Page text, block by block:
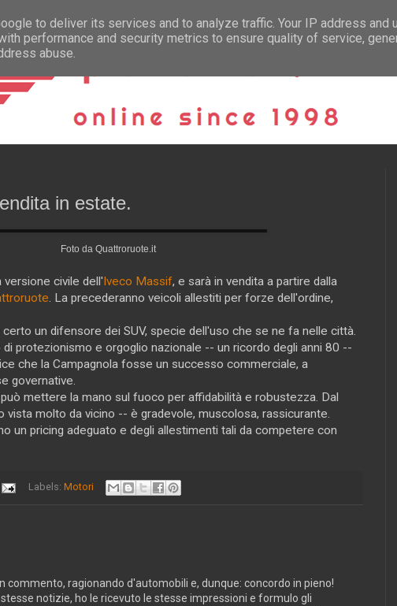
in estate.
Foto da Quattroruote.it
versione civile dell'Iveco Massif, e sarà in vendita a partire dalla
. La precederanno veicoli allestiti per forze dell'ordine,
un difensore dei SUV, specie dell'uso che se ne fa nelle città.
protezionismo e orgoglio nazionale -- un ricordo degli anni 80 --
che la Campagnola fosse un successo commerciale, a
governative.
mettere la mano sul fuoco per affidabilità e robustezza. Dal
molto da vicino -- è gradevole, muscolosa, rassicurante.
un pricing adeguato e degli allestimenti tali da competere con
Labels:Motori
commento, ragionando d'automobili e, dunque: concordo in pieno!
notizie, ho le ricevuto le stesse impressioni e formulo gli
to deliver its services and to analyze traffic. Your IP address and
performance and security metrics to ensure quality of service,
abuse.